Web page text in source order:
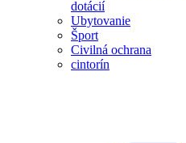
dotácií
Ubytovanie
Šport
Civilná ochrana
cintorín